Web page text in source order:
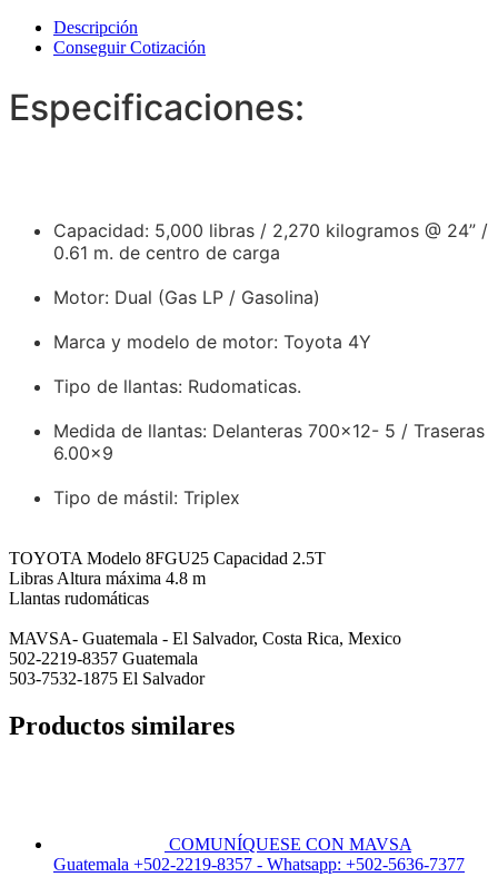
Descripción
Conseguir Cotización
Especificaciones:
Capacidad: 5,000 libras / 2,270 kilogramos @ 24” /
0.61 m. de centro de carga
Motor: Dual (Gas LP / Gasolina)
Marca y modelo de motor: Toyota 4Y
Tipo de llantas: Rudomaticas.
Medida de llantas: Delanteras 700×12- 5 / Traseras
6.00×9
Tipo de mástil: Triplex
TOYOTA Modelo 8FGU25 Capacidad 2.5T
Libras Altura máxima 4.8 m
Llantas rudomáticas
MAVSA- Guatemala - El Salvador, Costa Rica, Mexico
502-2219-8357 Guatemala
503-7532-1875 El Salvador
Productos similares
COMUNÍQUESE CON MAVSA
Guatemala +502-2219-8357 - Whatsapp: +502-5636-7377